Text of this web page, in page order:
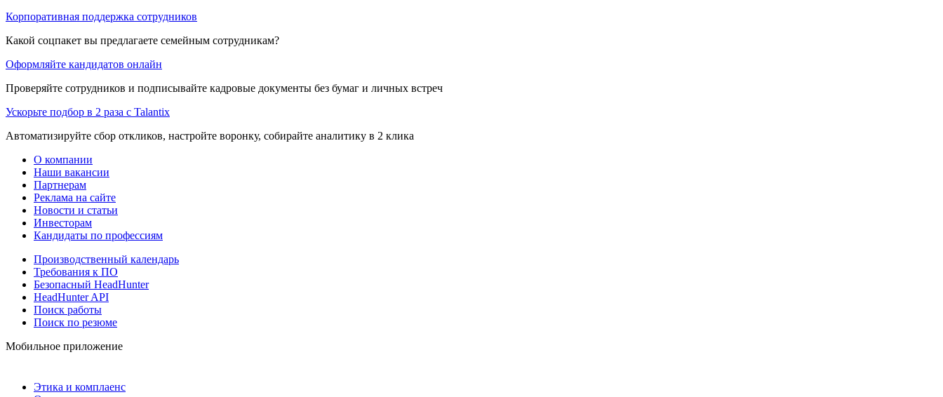
Корпоративная поддержка сотрудников
Какой соцпакет вы предлагаете семейным сотрудникам?
Оформляйте кандидатов онлайн
Проверяйте сотрудников и подписывайте кадровые документы без бумаг и личных встреч
Ускорьте подбор в 2 раза с Talantix
Автоматизируйте сбор откликов, настройте воронку, собирайте аналитику в 2 клика
О компании
Наши вакансии
Партнерам
Реклама на сайте
Новости и статьи
Инвесторам
Кандидаты по профессиям
Производственный календарь
Требования к ПО
Безопасный HeadHunter
HeadHunter API
Поиск работы
Поиск по резюме
Мобильное приложение
Этика и комплаенс